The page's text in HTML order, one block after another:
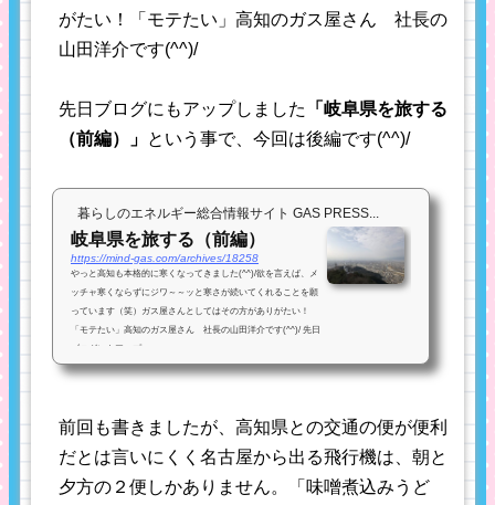
がたい！「モテたい」高知のガス屋さん 社長の
山田洋介です(^^)/
先日ブログにもアップしました
「岐阜県を旅する
（前編）」 という事で、今回は後編です(^^)/
暮らしのエネルギー総合情報サイト GAS PRESS...
岐阜県を旅する（前編）
https://mind-gas.com/archives/18258
やっと高知も本格的に寒くなってきました(^^)/欲を言えば、メ
ッチャ寒くならずにジワ～～ッと寒さが続いてくれることを願
っています（笑）ガス屋さんとしてはその方がありがたい！
「モテたい」高知のガス屋さん 社長の山田洋介です(^^)/ 先日
ブログにもアップ...
前回も書きましたが、高知県との交通の便が便利
だとは言いにくく名古屋から出る飛行機は、朝と
夕方の２便しかありません。「味噌煮込みうど